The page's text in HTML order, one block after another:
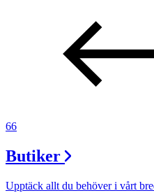
Magasin
Presentkort
66
Butiker
Upptäck allt du behöver i vårt